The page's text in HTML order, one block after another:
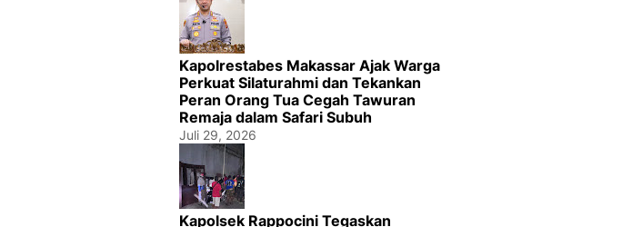
Kapolrestabes Makassar Ajak Warga
Perkuat Silaturahmi dan Tekankan
Peran Orang Tua Cegah Tawuran
Remaja dalam Safari Subuh
Juli 29, 2026
Kapolsek Rappocini Tegaskan